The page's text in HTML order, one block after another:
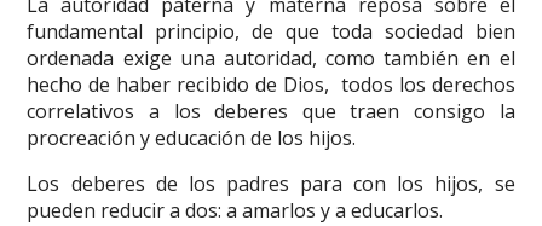
fundamental principio, de que toda sociedad bien
ordenada exige una autoridad, como también en el
hecho de haber recibido de Dios, todos los derechos
correlativos a los deberes que traen consigo la
procreación y educación de los hijos.
Los deberes de los padres para con los hijos, se
pueden reducir a dos: a amarlos y a educarlos.